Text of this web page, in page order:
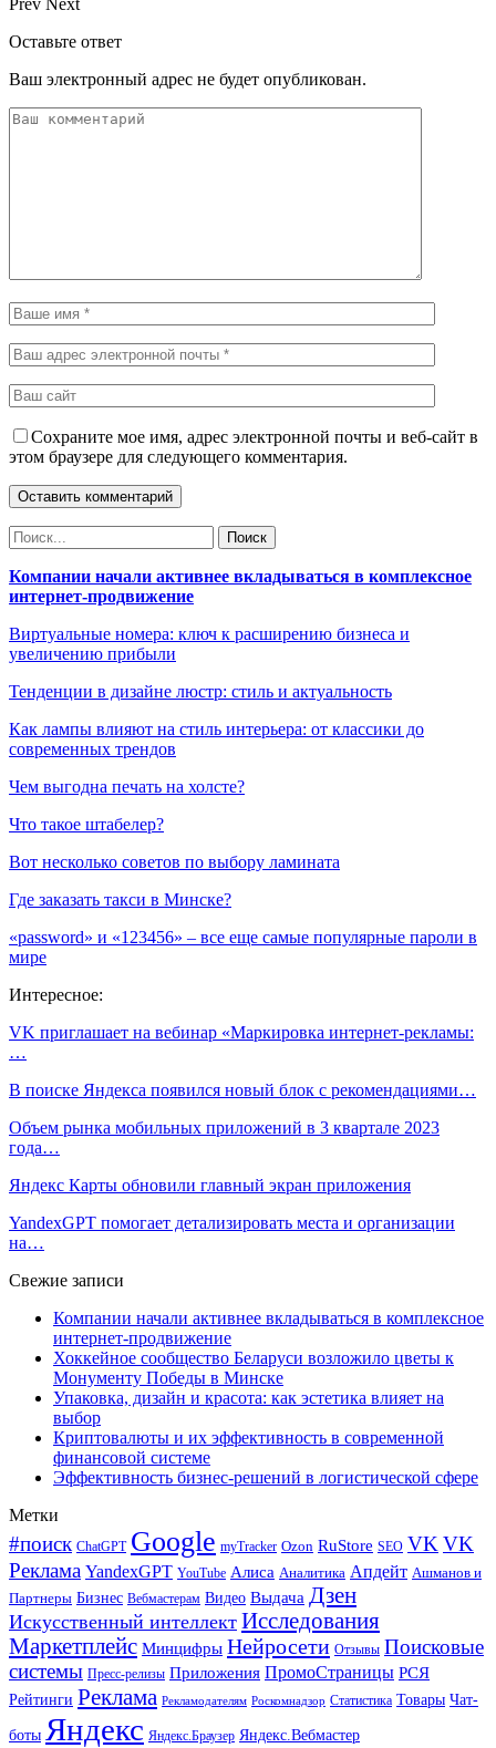
Оставьте ответ
Ваш электронный адрес не будет опубликован.
Сохраните мое имя, адрес электронной почты и веб-сайт в
этом браузере для следующего комментария.
Компании начали активнее вкладываться в комплексное
интернет-продвижение
Виртуальные номера: ключ к расширению бизнеса и
увеличению прибыли
Тенденции в дизайне люстр: стиль и актуальность
Как лампы влияют на стиль интерьера: от классики до
современных трендов
Чем выгодна печать на холсте?
Что такое штабелер?
Вот несколько советов по выбору ламината
Где заказать такси в Минске?
«password» и «123456» – все еще самые популярные пароли в
мире
Интересное:
VK приглашает на вебинар «Маркировка интернет-рекламы:
…
В поиске Яндекса появился новый блок с рекомендациями…
Объем рынка мобильных приложений в 3 квартале 2023
года…
Яндекс Карты обновили главный экран приложения
YandexGPT помогает детализировать места и организации
на…
Свежие записи
Компании начали активнее вкладываться в комплексное
интернет-продвижение
Хоккейное сообщество Беларуси возложило цветы к
Монументу Победы в Минске
Упаковка, дизайн и красота: как эстетика влияет на
выбор
Криптовалюты и их эффективность в современной
финансовой системе
Эффективность бизнес-решений в логистической сфере
Метки
#поиск ChatGPT Google myTracker Ozon RuStore SEO VK VK
Реклама YandexGPT YouTube Алиса Аналитика Апдейт Ашманов и
Партнеры Бизнес Вебмастерам Видео Выдача Дзен
Искусственный интеллект Исследования
Маркетплейс Минцифры Нейросети Отзывы Поисковые
системы Пресс-релизы Приложения ПромоСтраницы РСЯ
Рейтинги Реклама Рекламодателям Роскомнадзор Статистика Товары Чат-
боты Яндекс Яндекс.Браузер Яндекс.Вебмастер